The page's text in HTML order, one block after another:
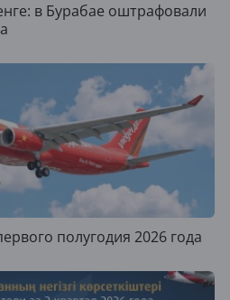
в Бурабае оштрафовали
полугодия 2026 года